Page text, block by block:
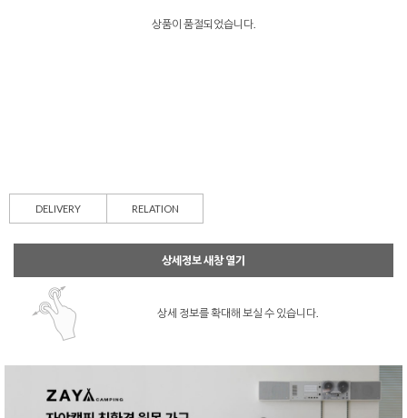
상품이 품절되었습니다.
DELIVERY RELATION
상세정보 새창 열기
상세 정보를 확대해 보실 수 있습니다.